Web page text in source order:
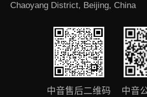
Chaoyang District, Beijing, China
中音售后二维码 中音